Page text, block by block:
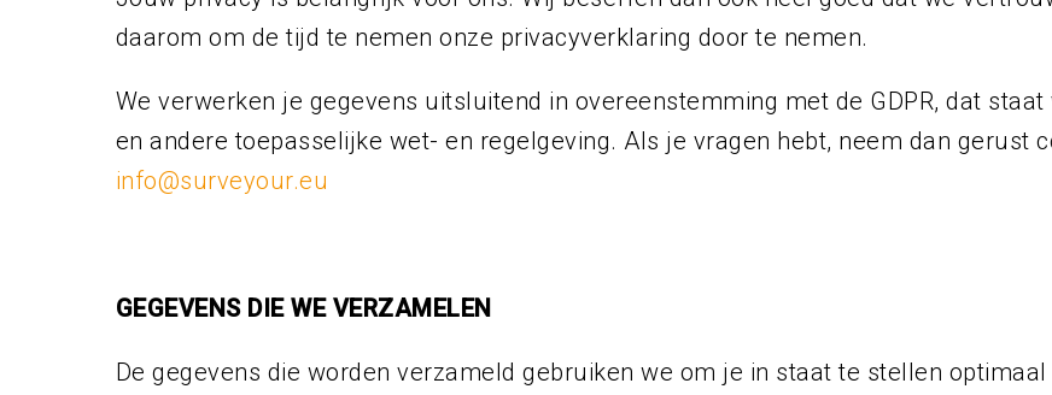
daarom om de tijd te nemen onze privacyverklaring door te nemen.
We verwerken je gegevens uitsluitend in overeenstemming met de GDPR, dat
en andere toepasselijke wet- en regelgeving. Als je vragen hebt, neem dan gerust
info@surveyour.eu
GEGEVENS DIE WE VERZAMELEN
De gegevens die worden verzameld gebruiken we om je in staat te stellen